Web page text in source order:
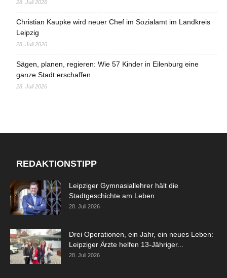
28. Juli 2026
Christian Kaupke wird neuer Chef im Sozialamt im Landkreis
Leipzig
28. Juli 2026
Sägen, planen, regieren: Wie 57 Kinder in Eilenburg eine
ganze Stadt erschaffen
28. Juli 2026
REDAKTIONSTIPP
Leipziger Gymnasiallehrer hält die
Stadtgeschichte am Leben
28. Juli 2026
Drei Operationen, ein Jahr, ein neues Leben:
Leipziger Ärzte helfen 13-Jähriger...
28. Juli 2026